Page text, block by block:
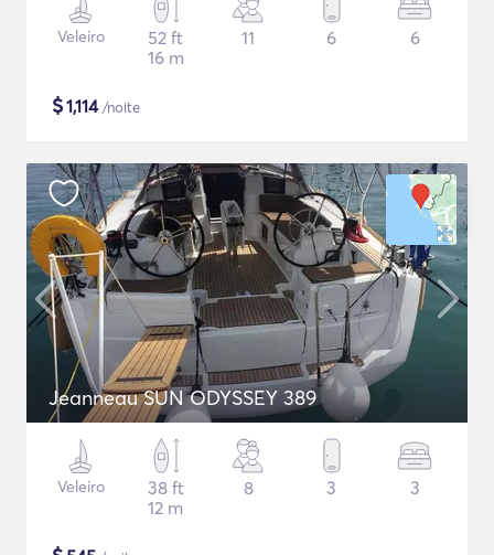
Veleiro
52 ft
16 m
11 6 6
$1,114/noite
Jeanneau SUN ODYSSEY 389
Veleiro
38 ft
12 m
8 3 3